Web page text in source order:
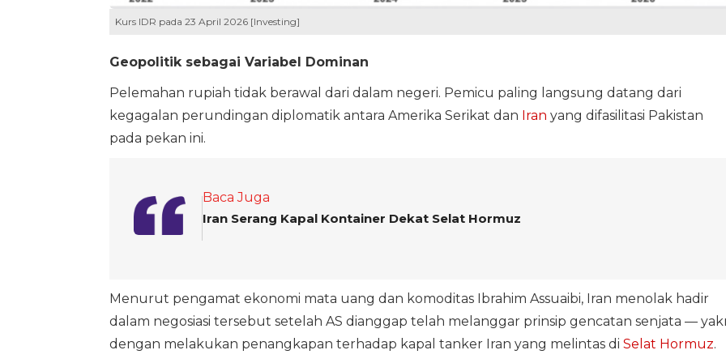
Kurs IDR pada 23 April 2026 [Investing]
Geopolitik sebagai Variabel Dominan
Pelemahan rupiah tidak berawal dari dalam negeri. Pemicu paling langsung datang dari
kegagalan perundingan diplomatik antara Amerika Serikat dan Iran yang difasilitasi Pakistan
pada pekan ini.
Baca Juga
Iran Serang Kapal Kontainer Dekat Selat Hormuz
Menurut pengamat ekonomi mata uang dan komoditas Ibrahim Assuaibi, Iran menolak hadir
dalam negosiasi tersebut setelah AS dianggap telah melanggar prinsip gencatan senjata —
dengan melakukan penangkapan terhadap kapal tanker Iran yang melintas di Selat Hormuz.